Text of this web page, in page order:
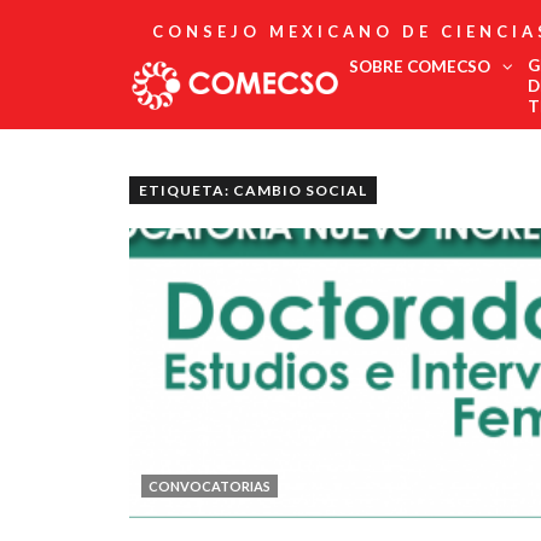
CONSEJO MEXICANO DE
SOBRE COMECSO
Asociados
Estatutos
Publicaciones
Comité Editorial
ETIQUETA: CAMBIO SOCIAL
CONVOCATORIAS